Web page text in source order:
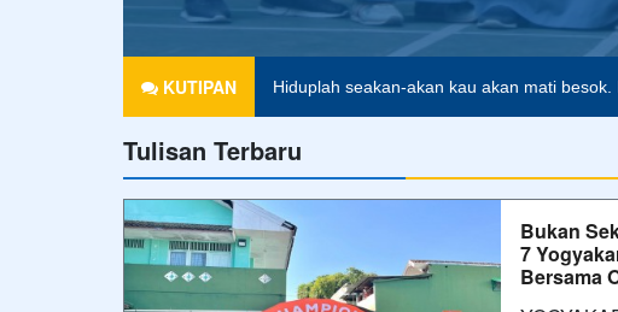
KUTIPAN
Pendidikan merupakan tiket untuk masa
Agama tanpa ilmu pengetahuan adalah
Hiduplah seakan-akan kau akan mati
Tulisan Terbaru
Bukan
7
Bersama